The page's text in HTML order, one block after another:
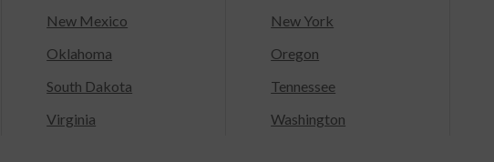
New Mexico New York
Oklahoma Oregon
South Dakota Tennessee
Virginia Washington